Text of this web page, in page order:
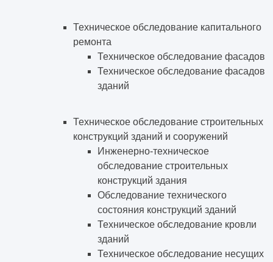
Техническое обследование капитального
ремонта
Техническое обследование фасадов
Техническое обследование фасадов
зданий
Техническое обследование строительных
конструкций зданий и сооружений
Инженерно-техническое
обследование строительных
конструкций здания
Обследование технического
состояния конструкций зданий
Техническое обследование кровли
зданий
Техническое обследование несущих